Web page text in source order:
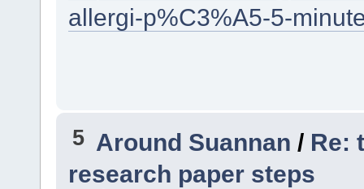
allergi-p%C3%A5-5-
5 Around Suannan / Re:
research paper steps